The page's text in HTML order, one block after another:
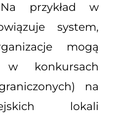
przykład w
system,
mogą
konkursach
na
lokali